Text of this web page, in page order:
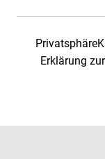
Privatsphäre
Erklärung